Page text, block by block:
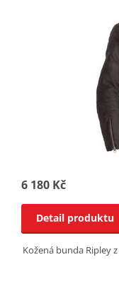
6 180 Kč
Detail produktu
Kožená bunda Ripley